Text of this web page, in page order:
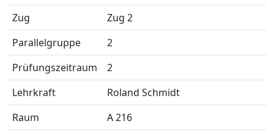
Zug
Zug 2
Parallelgruppe
2
Prüfungszeitraum
2
Lehrkraft
Roland Schmidt
Raum
A 216